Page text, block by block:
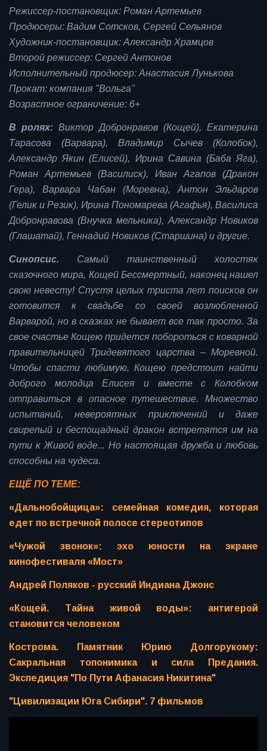
Режиссер-постановщик: Роман Артемьев
Продюсеры: Вадим Сотсков, Сергей Сельянов
Художник-постановщик: Александр Храмцов
Второй режиссер: Сергей Антонов
Исполнительный продюсер: Анастасия Лунькова
Прокат: компания "Вольга"
Возрастное ограничение: 6+
В ролях: Виктор Добронравов (Кощей), Екатерина
Тарасова (Варвара), Владимир Сычев (Колобок),
Александр Якин (Елисей), Ирина Савина (Баба Яга),
Роман Артемьев (Василиск), Иван Агапов (Дракон
Гера), Варвара Чабан (Моревна), Антон Эльдаров
(Гелик и Резик), Ирина Пономарева (Агафья), Василиса
Добронравова (Внучка мельника), Александр Новиков
(Глашатай), Геннадий Новиков (Старшина) и другие.
Синопсис. Самый таинственный холостяк
сказочного мира, Кощей Бессмертный, наконец нашел
свою невесту! Спустя целых триста лет поисков он
готовится к свадьбе со своей возлюбленной
Варварой, но в сказках не бывает все так просто. За
свое счастье Кощею придется побороться с коварной
правительницей Тридевятого царства – Моревной.
Чтобы спасти любимую, Кощею предстоит найти
доброго молодца Елисея и вместе с Колобком
отправиться в опасное путешествие. Множество
испытаний, невероятных приключений и даже
свирепый и беспощадный дракон встретятся им на
пути к Живой воде... Но настоящая дружба и любовь
способны на чудеса.
ЕЩЁ ПО ТЕМЕ:
«Дальнобойщица»: семейная комедия, которая
едет по встречной полосе стереотипов
«Чужой звонок»: эхо юности на экране
кинофестиваля «Мост»
Андрей Поляков - русский Индиана Джонс
«Кощей. Тайна живой воды»: антигерой
становится человеком
Кострома. Памятник Юрию Долгорукому:
Сакральная топонимика и сила Предания.
Экспедиция "По Пути Афанасия Никитина"
"Цивилизации Юга Сибири". 7 фильмов